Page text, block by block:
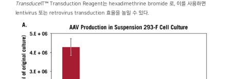
TransduceIT™ Transduction Reagent는 hexadimethrine bromide 로, 이를 사용하면
lentivirus 또는 retrovirus transduction 효율을 높일 수 있다.